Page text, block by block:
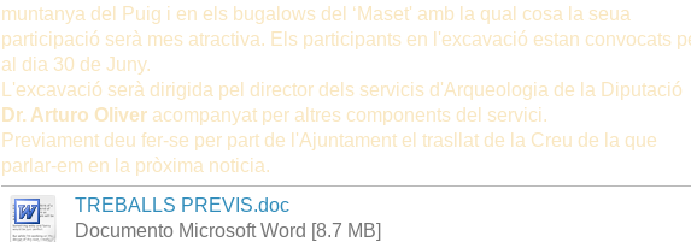
muntanya del Puig i en els bugalows del ‘Maset' amb la qual cosa la seua
participació serà mes atractiva. Els participants en l'excavació estan convocats
al dia 30 de Juny.
L'excavació serà dirigida pel director dels servicis d'Arqueologia de la Diputació
Dr. Arturo Oliveracompanyat per altres components del servici.
Previament deu fer-se per part de l'Ajuntament el trasllat de la Creu de la que
parlar-em en la pròxima noticia.
TREBALLS PREVIS.doc
Documento Microsoft Word [8.7 MB]